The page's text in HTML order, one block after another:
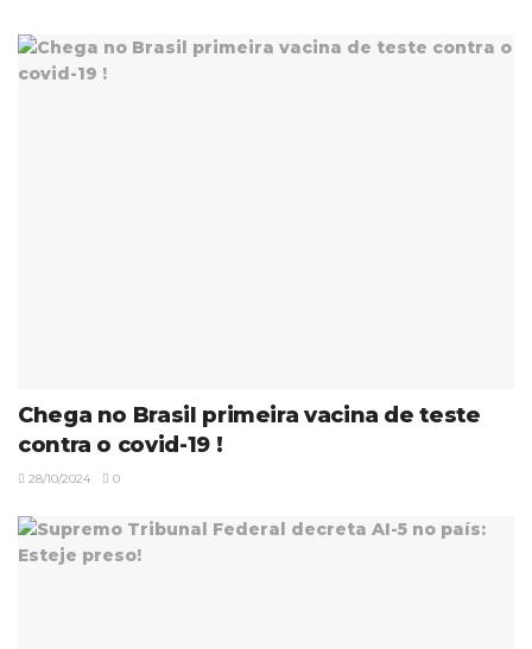
Chega no Brasil primeira vacina de teste
contra o covid-19 !
28/10/2024 0